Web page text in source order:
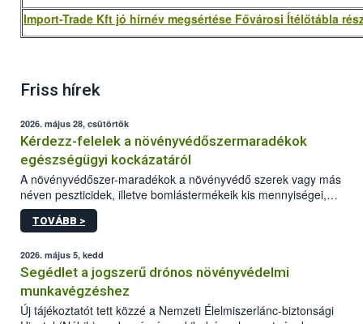
Import-Trade Kft jó hírnév megsértése Fővárosi Ítélőtábla
Friss hírek
2026. május 28, csütörtök
Kérdezz-felelek a növényvédőszermaradékok
egészségügyi kockázatáról
A növényvédőszer-maradékok a növényvédő szerek vagy más
néven peszticidek, illetve bomlástermékeik kis mennyiségei,
melyek a terményekben vagy azok felületén a betakarítást,
szüretelést, illetve tárolást követően is megmaradhatnak. Az
mennyiségének esetenként a kezelt terményeken is jelen kell
lennie. Nem minden élelmiszer tartalmaz szermaradékot.
Azokban az élelmiszerekben is, melyekben kimutathatóak,
általában csak nagyon kis mennyiségben vannak jelen, így nem
jelenthetnek kockázatot a fogyasztó egészségére nézve.
TOVÁBB >
2026. május 5, kedd
Segédlet a jogszerű drónos növényvédelmi
munkavégzéshez
Új tájékoztatót tett közzé a Nemzeti Élelmiszerlánc-biztonsági